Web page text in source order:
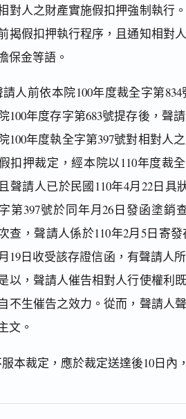
對人之財產實施假扣押強制執行
揭假扣押執行程序，且通知相對
保金等語。
人前依本院100年度裁全字第
100年度存字第683號提存後，聲
100年度執全字第397號對相對人
扣押裁定，經本院以110年度裁
聲請人已於民國110年4月22日
第397號於同年月26日發函塗
查，聲請人係於110年2月5日寄
19日收受該存證信函，有聲請人
以，聲請人催告相對人行使權利
不生催告之效力。從而，聲請人
文。
本裁定，應於裁定送達後10日內